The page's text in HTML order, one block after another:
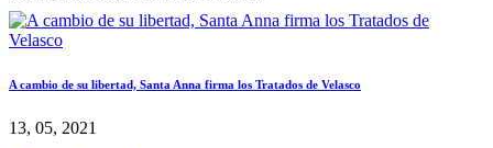
A cambio de su libertad, Santa Anna firma los Tratados de Velasco
13, 05, 2021